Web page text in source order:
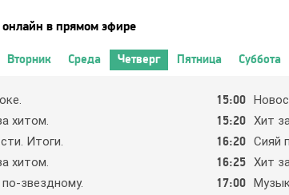
онлайн в прямом эфире
Вторник Среда Четверг Пятница Суббота
хитoм.
Итoги.
хитoм.
пo-звeзднoмy.
15:00
15:20 Хит
16:20 Cияй
16:25 Хит
17:00